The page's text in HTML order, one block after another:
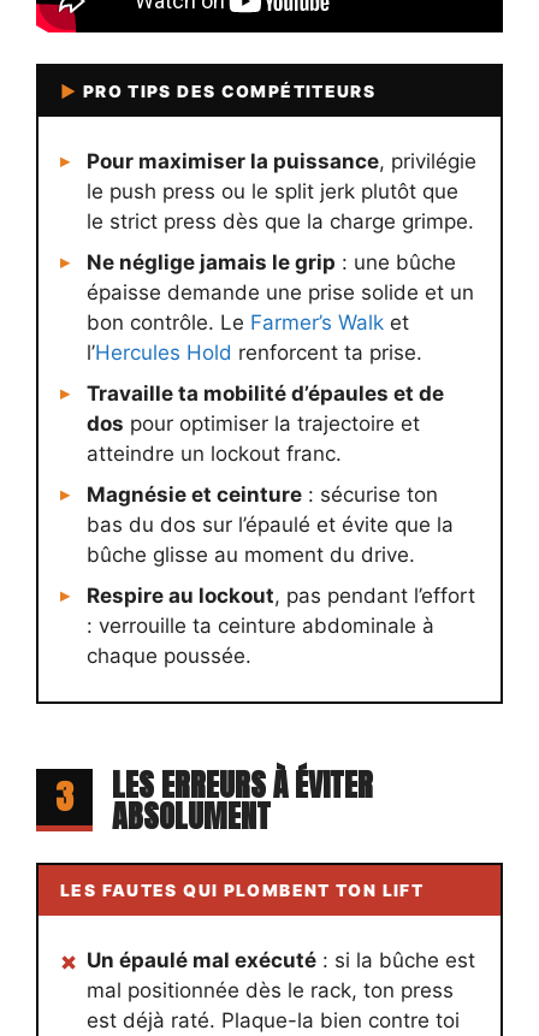
▶ PRO TIPS DES COMPÉTITEURS
Pour maximiser la puissance, privilégie
le push press ou le split jerk plutôt que
le strict press dès que la charge grimpe.
Ne néglige jamais le grip : une bûche
épaisse demande une prise solide et un
bon contrôle. Le Farmer’s Walk et
l’Hercules Hold renforcent ta prise.
Travaille ta mobilité d’épaules et de
dos pour optimiser la trajectoire et
atteindre un lockout franc.
Magnésie et ceinture : sécurise ton
bas du dos sur l’épaulé et évite que la
bûche glisse au moment du drive.
Respire au lockout, pas pendant l’effort
: verrouille ta ceinture abdominale à
chaque poussée.
3 LES ERREURS À ÉVITER
ABSOLUMENT
LES FAUTES QUI PLOMBENT TON LIFT
Un épaulé mal exécuté : si la bûche est
mal positionnée dès le rack, ton press
est déjà raté. Plaque-la bien contre toi